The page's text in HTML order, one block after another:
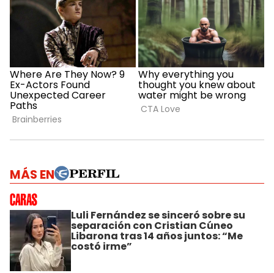
MÁS EN
Luli Fernández se sinceró sobre su
separación con Cristian Cúneo
Libarona tras 14 años juntos: “Me
costó irme”